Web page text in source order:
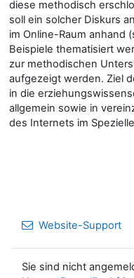
diese methodisch
soll ein solcher Diskurs
im Online-Raum anhand
Beispiele thematisiert
zur methodischen
aufgezeigt werden. Ziel
in die
allgemein sowie in
des Internets im
Website-Support
Sie sind nicht